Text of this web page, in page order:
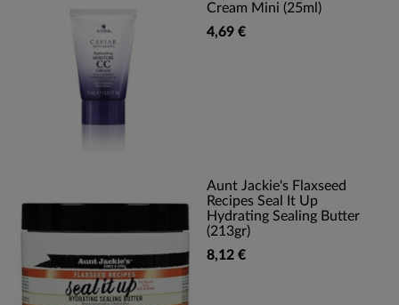
Cream Mini (25ml)
4,69 €
Aunt Jackie's Flaxseed
Recipes Seal It Up
Hydrating Sealing Butter
(213gr)
8,12 €